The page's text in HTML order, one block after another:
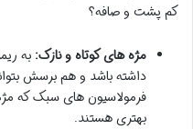
کم پشت و صافه؟
مژه های کوتاه و نازک: به
داشته باشد و هم برسش
فرمولاسیون های سبک که
بهتری هستند.